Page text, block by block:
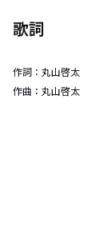
歌詞
作詞： 丸山啓太
作曲： 丸山啓太